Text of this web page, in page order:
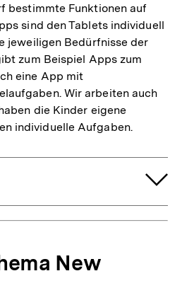
bestimmte Funktionen auf
sind den Tablets individuell
jeweiligen Bedürfnisse der
zum Beispiel Apps zum
eine App mit
Wir arbeiten auch
die Kinder eigene
individuelle Aufgaben.
New